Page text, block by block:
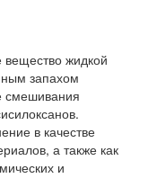
вещество жидкой
запахом
смешивания
в качестве
а также как
и